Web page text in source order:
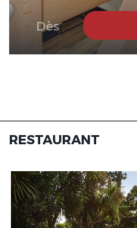
Dès
RESTAURANT